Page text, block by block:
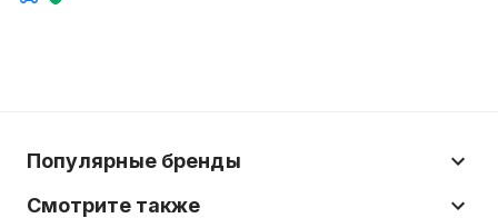
Популярные бренды
Смотрите также